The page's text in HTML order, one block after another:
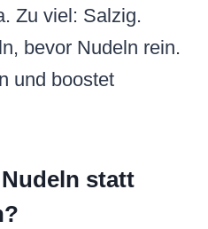
Zu viel: Salzig.
bevor Nudeln rein.
und boostet
statt